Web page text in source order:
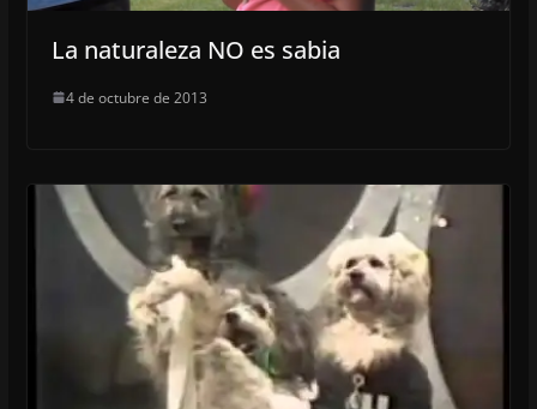
La naturaleza NO es sabia
4 de octubre de 2013